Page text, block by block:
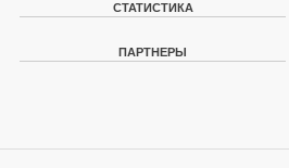
СТАТИСТИКА
ПАРТНЕРЫ